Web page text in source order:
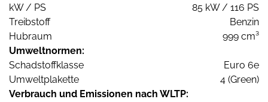
kW / PS
85 kW / 116 PS
Treibstoff
Benzin
Hubraum
999 cm³
Umweltnormen:
Schadstoffklasse
Euro 6e
Umweltplakette
4 (Green)
Verbrauch und Emissionen nach WLTP: